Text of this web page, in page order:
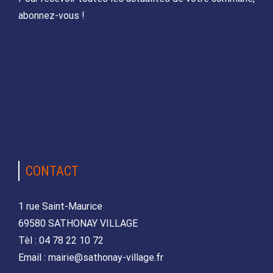
abonnez-vous !
CONTACT
1 rue Saint-Maurice
69580 SATHONAY VILLAGE
Tèl : 04 78 22 10 72
Email : mairie@sathonay-village.fr